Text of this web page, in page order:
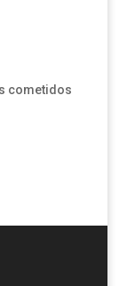
cometidos